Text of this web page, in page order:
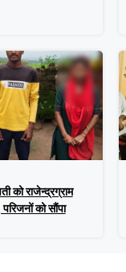
को राजेन्द्रग्राम
को सौंपा